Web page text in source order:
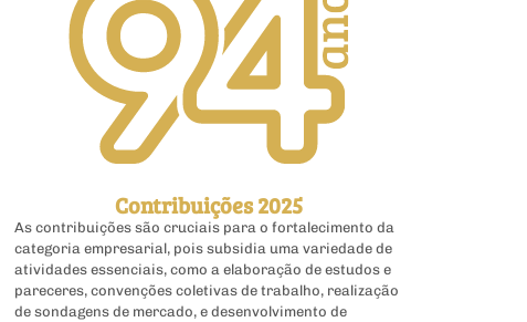
Contribuições 2025
As contribuições são cruciais para o fortalecimento da
categoria empresarial, pois subsidia uma variedade de
atividades essenciais, como a elaboração de estudos e
pareceres, convenções coletivas de trabalho, realização
de sondagens de mercado, e desenvolvimento de